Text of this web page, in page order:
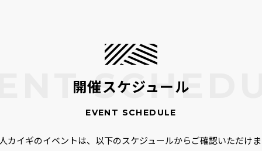
開催スケジュール
カイギのイベントは、以下のスケジュールからご確認いただけ